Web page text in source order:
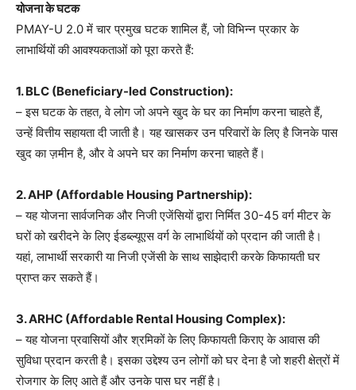
योजना के घटक
PMAY-U 2.0 में चार प्रमुख घटक शामिल हैं, जो विभिन्न प्रकार के
लाभार्थियों की आवश्यकताओं को पूरा करते हैं:
1. BLC (Beneficiary-led Construction):
– इस घटक के तहत, वे लोग जो अपने खुद के घर का निर्माण करना चाहते हैं,
उन्हें वित्तीय सहायता दी जाती है। यह खासकर उन परिवारों के लिए है जिनके पास
खुद का ज़मीन है, और वे अपने घर का निर्माण करना चाहते हैं।
2. AHP (Affordable Housing Partnership):
– यह योजना सार्वजनिक और निजी एजेंसियों द्वारा निर्मित 30-45 वर्ग मीटर के
घरों को खरीदने के लिए ईडब्ल्यूएस वर्ग के लाभार्थियों को प्रदान की जाती है।
यहां, लाभार्थी सरकारी या निजी एजेंसी के साथ साझेदारी करके किफायती घर
प्राप्त कर सकते हैं।
3. ARHC (Affordable Rental Housing Complex):
– यह योजना प्रवासियों और श्रमिकों के लिए किफायती किराए के आवास की
सुविधा प्रदान करती है। इसका उद्देश्य उन लोगों को घर देना है जो शहरी क्षेत्रों में
रोजगार के लिए आते हैं और उनके पास घर नहीं है।